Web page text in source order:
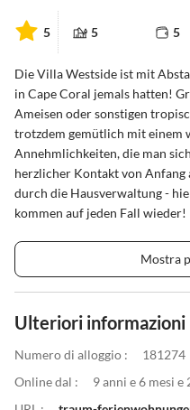
5 5 5
Die Villa Westside ist mit
in Cape Coral jemals hatten!
Ameisen oder sonstigen
trotzdem gemütlich mit einem
Annehmlichkeiten, die man
herzlicher Kontakt von
durch die Hausverwaltung -
kommen auf jeden Fall wieder!
Mostra
Ulteriori informazioni
Numero di alloggio :
181274
Online dal :
9 anni e 6 mesi e